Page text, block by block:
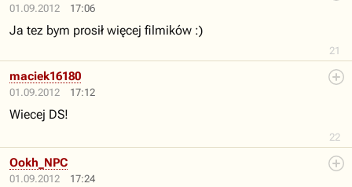
01.09.2012 17:06
21
Ja tez bym prosił więcej filmików :)
01.09.2012 17:12
22
maciek16180
Wiecej DS!
01.09.2012 17:24
Ookh_NPC